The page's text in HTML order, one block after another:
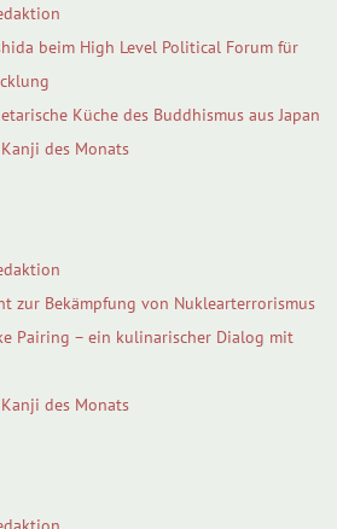
beim High Level Political Forum für
Küche des Buddhismus aus Japan
des Monats
zur Bekämpfung von Nuklearterrorismus
Pairing – ein kulinarischer Dialog mit
des Monats